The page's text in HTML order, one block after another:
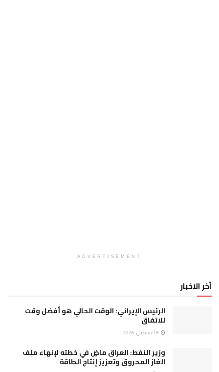
ADVERTISEMENT
آخر الاخبار
الرئيس الإيراني: الوقت الحالي هو أفضل وقت
للاتفاق
وزير النفط: العراق ماضٍ في خطته لإنهاء ملف
الغاز المحروق وتعزيز إنتاج الطاقة